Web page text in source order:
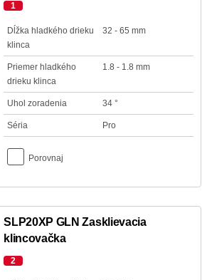
1
Dĺžka hladkého drieku
klinca
32 - 65 mm
Priemer hladkého
drieku klinca
1.8 - 1.8 mm
Uhol zoradenia 34 °
Séria Pro
Porovnaj
SLP20XP GLN Zasklievacia
klincovačka
2